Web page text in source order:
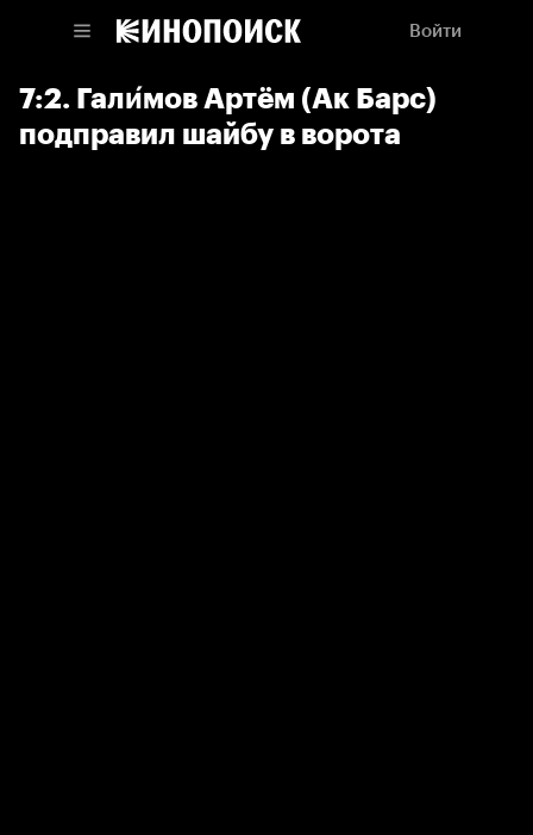
Войти
7:2. Гали́мов Артём (Ак Барс)
подправил шайбу в ворота